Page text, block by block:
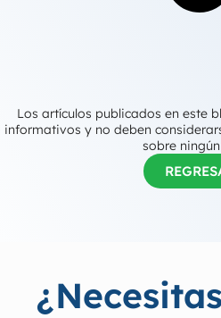
Los artículos publicados en este
informativos y no deben
sobre